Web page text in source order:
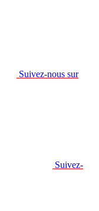
Suivez-nous sur
Suivez-